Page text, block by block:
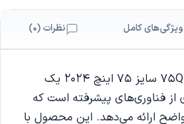
ویژگی‌های کامل نظرات (0)
تلویزیون ال جی 75QNED86 سایز 75 اینچ 2024 یک
از فناوری‌های پیشرفته است که
ارائه می‌دهد. این محصول با